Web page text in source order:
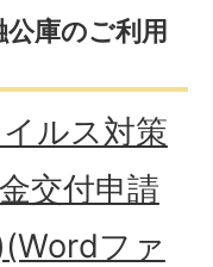
庫のご利用
ルス対策
交付申請
ファ